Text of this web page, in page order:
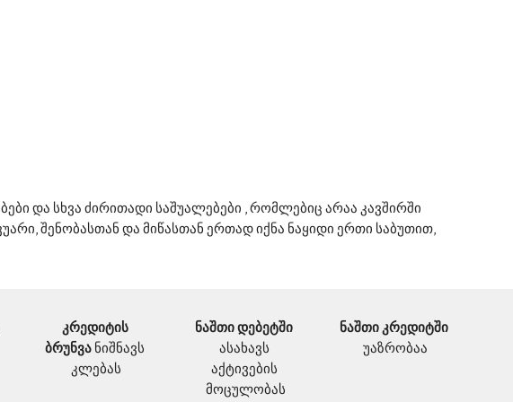
და სხვა ძირითადი საშუალებები , რომლებიც არაა კავშირში
შენობასთან და მიწასთან ერთად იქნა ნაყიდი ერთი საბუთით,
კრედიტის
ბრუნვა ნიშნავს
კლებას
ნაშთი დებეტში
ასახავს
აქტივების
მოცულობას
ნაშთი კრედიტში
უაზრობაა